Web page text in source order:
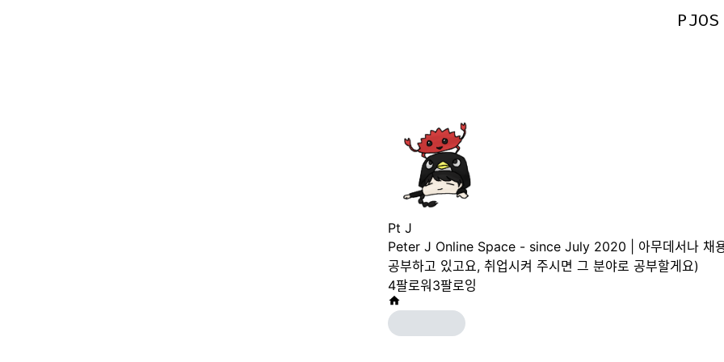
PJOS
PJOS
Pt J
Peter J Online Space - since July 2020 | 아무데서나 채
공부하고 있고요, 취업시켜 주시면 그 분야로 공부할게요)
4팔로워 3팔로잉